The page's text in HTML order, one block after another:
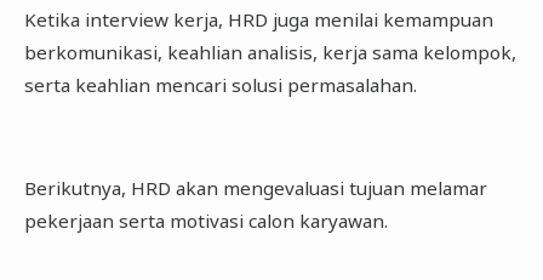
Ketika interview kerja, HRD juga menilai kemampuan
berkomunikasi, keahlian analisis, kerja sama kelompok,
serta keahlian mencari solusi permasalahan.
Berikutnya, HRD akan mengevaluasi tujuan melamar
pekerjaan serta motivasi calon karyawan.